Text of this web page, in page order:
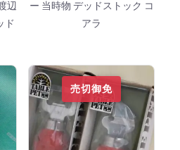
辺
ド
ー 当時物 デッドストック コ
アラ
売切御免